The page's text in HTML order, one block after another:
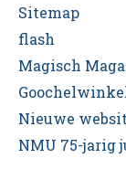
Sitemap
flash
Magisch
Nieuwe
NMU 75-jarig